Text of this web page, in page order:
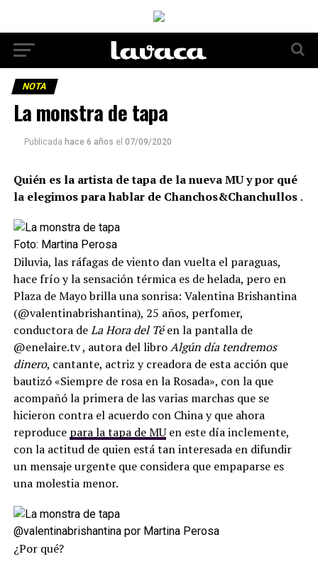
NOTA
La monstra de tapa
Publicada hace 6 años el 07/09/2020
Quién es la artista de tapa de la nueva MU y por qué
la elegimos para hablar de Chanchos&Chanchullos .
Foto: Martina Perosa
Diluvia, las ráfagas de viento dan vuelta el paraguas,
hace frío y la sensación térmica es de helada, pero en
Plaza de Mayo brilla una sonrisa: Valentina Brishantina
(@valentinabrishantina), 25 años, perfomer,
conductora deLa Hora del Téen la pantalla de
@enelaire.tv , autora del libroAlgún día tendremos
dinero, cantante, actriz y creadora de esta acción que
bautizó «Siempre de rosa en la Rosada», con la que
acompañó la primera de las varias marchas que se
hicieron contra el acuerdo con China y que ahora
reproduce para la tapa de MUen este día inclemente,
con la actitud de quien está tan interesada en difundir
un mensaje urgente que considera que empaparse es
una molestia menor.
@valentinabrishantina por Martina Perosa
¿Por qué?